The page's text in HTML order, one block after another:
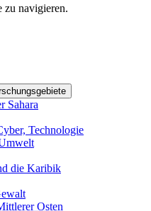
zu navigieren.
Sahara
Technologie
die Karibik
Osten